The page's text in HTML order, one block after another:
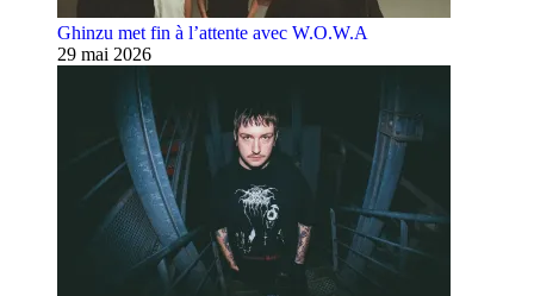
Ghinzu met fin à l’attente avec W.O.W.A
29 mai 2026